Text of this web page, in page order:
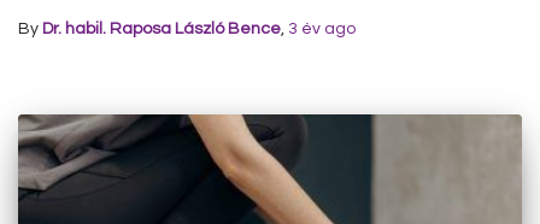
By Dr. habil. Raposa László Bence, 3 év ago